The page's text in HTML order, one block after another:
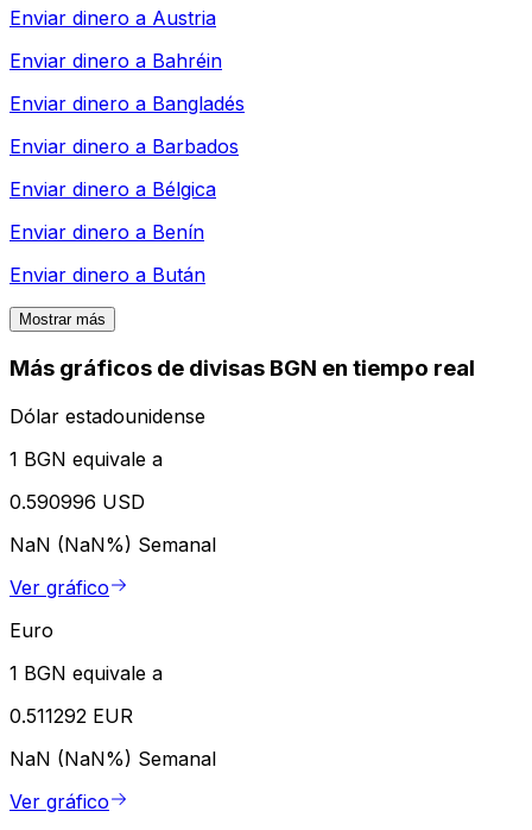
Enviar dinero a Austria
Enviar dinero a Bahréin
Enviar dinero a Bangladés
Enviar dinero a Barbados
Enviar dinero a Bélgica
Enviar dinero a Benín
Enviar dinero a Bután
Mostrar más
Más gráficos de divisas BGN en tiempo real
Dólar estadounidense
1 BGN equivale a
0.590996 USD
NaN (NaN%) Semanal
Ver gráfico
Euro
1 BGN equivale a
0.511292 EUR
NaN (NaN%) Semanal
Ver gráfico